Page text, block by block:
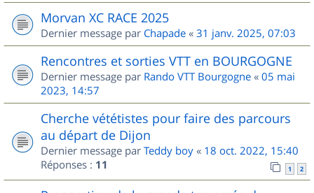
Morvan XC RACE 2025
Dernier message par Chapade « 31 janv. 2025, 07:03
Rencontres et sorties VTT en BOURGOGNE
Dernier message par Rando VTT Bourgogne « 05 mai
2023, 14:57
Cherche vététistes pour faire des parcours
au départ de Dijon
Dernier message par Teddy boy « 18 oct. 2022, 15:40
Réponses : 11 1 2